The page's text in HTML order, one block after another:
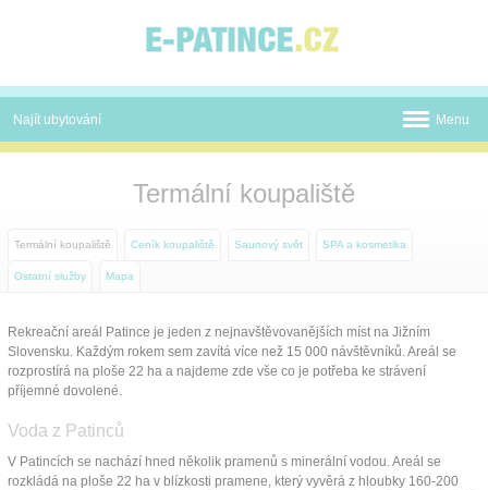
Najít ubytování
O nás
Kontakt
Menu
Termální koupaliště
Termální koupaliště Ceník koupaliště Saunový svět SPA a kosmetika
Ostatní služby Mapa
Rekreační areál Patince je jeden z nejnavštěvovanějších míst na Jižním
Slovensku. Každým rokem sem zavítá více než 15 000 návštěvníků. Areál se
rozprostírá na ploše 22 ha a najdeme zde vše co je potřeba ke strávení
příjemné dovolené.
Voda z Patinců
V Patincích se nachází hned několik pramenů s minerální vodou. Areál se
rozkládá na ploše 22 ha v blízkosti pramene, který vyvěrá z hloubky 160-200